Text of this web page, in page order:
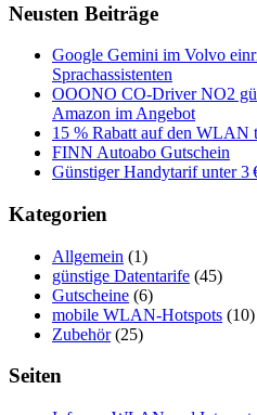
Neusten Beiträge
Google Gemini im Volvo
Sprachassistenten
OOONO CO-Driver NO2
Amazon im Angebot
15 % Rabatt auf den WLAN
FINN Autoabo Gutschein
Günstiger Handytarif unter
Kategorien
Allgemein (1)
günstige Datentarife (45)
Gutscheine (6)
mobile WLAN-Hotspots (10)
Zubehör(25)
Seiten